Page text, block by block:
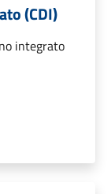
(CDI)
integrato